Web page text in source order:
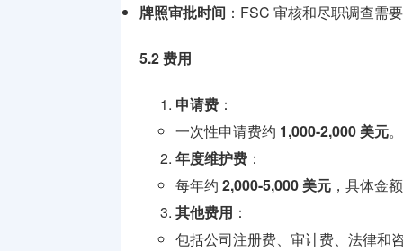
牌照审批时间 ：FSC 审核和尽职调查需
5.2 费用
申请费 ：
一次性申请费约 1,000-2,000 美元。
年度维护费 ：
每年约 2,000-5,000 美元 ，具体金
其他费用 ：
包括公司注册费、审计费、法律和